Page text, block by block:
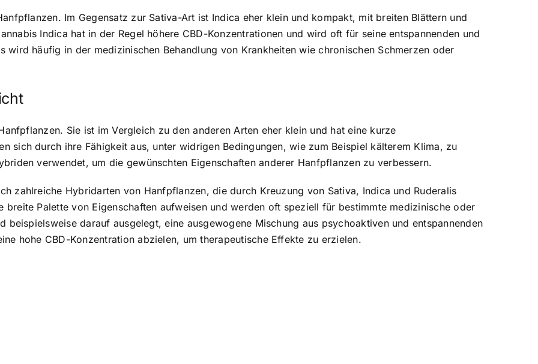
Im Gegensatz zur Sativa-Art ist Indica eher klein und kompakt, mit breiten Blättern und
Indica hat in der Regel höhere CBD-Konzentrationen und wird oft für seine entspannenden und
wird häufig in der medizinischen Behandlung von Krankheiten wie chronischen Schmerzen oder
Sie ist im Vergleich zu den anderen Arten eher klein und hat eine kurze
sich durch ihre Fähigkeit aus, unter widrigen Bedingungen, wie zum Beispiel kälterem Klima, zu
verwendet, um die gewünschten Eigenschaften anderer Hanfpflanzen zu verbessern.
zahlreiche Hybridarten von Hanfpflanzen, die durch Kreuzung von Sativa, Indica und Ruderalis
breite Palette von Eigenschaften aufweisen und werden oft speziell für bestimmte medizinische oder
darauf ausgelegt, eine ausgewogene Mischung aus psychoaktiven und entspannenden
hohe CBD-Konzentration abzielen, um therapeutische Effekte zu erzielen.